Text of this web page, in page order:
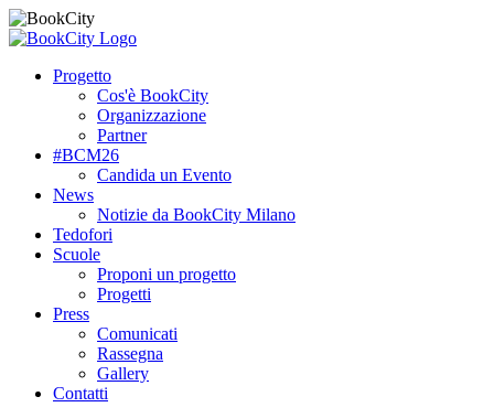
Progetto
Cos'è BookCity
Organizzazione
Partner
#BCM26
Candida un Evento
News
Notizie da BookCity Milano
Tedofori
Scuole
Proponi un progetto
Progetti
Press
Comunicati
Rassegna
Gallery
Contatti